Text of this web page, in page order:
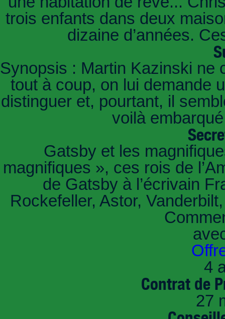
trois enfants dans deux
dizaine d’années.
Synopsis : Martin Kazinski ne
tout à coup, on lui demande
distinguer et, pourtant, il
voilà
Gatsby et les
magnifiques », ces rois de
de Gatsby à l’écrivain
Rockefeller, Astor,
4
Contrat de
27